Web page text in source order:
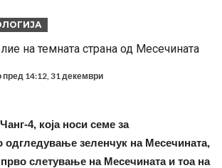
на темната страна од Месечината
пред14:12, 31 декември
4, која носи семе за
одгледување зеленчук на Месечината,
прво слетување на Месечината и тоа на